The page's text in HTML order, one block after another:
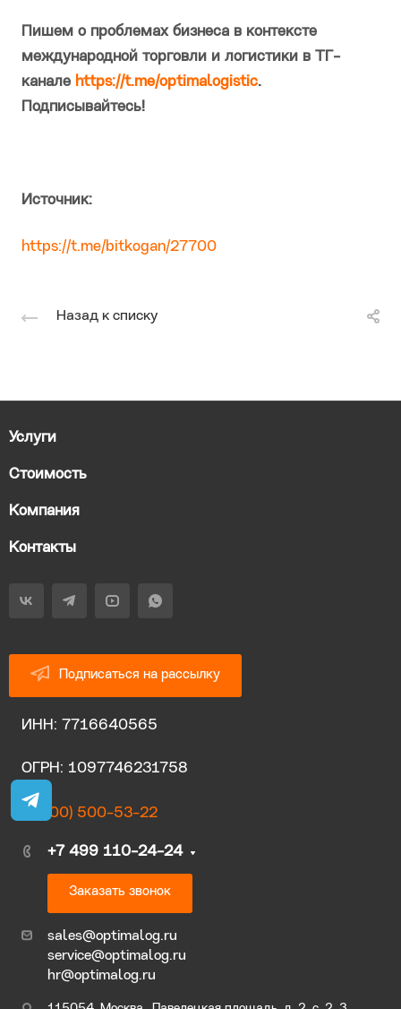
Пишем о проблемах бизнеса в контексте
международной торговли и логистики в ТГ-
канале https://t.me/optimalogistic.
Подписывайтесь!
Источник:
https://t.me/bitkogan/27700
Назад к списку
Услуги
Стоимость
Компания
Контакты
Подписаться на рассылку
ИНН: 7716640565
ОГРН: 1097746231758
8 (800) 500-53-22
+7 499 110-24-24
Заказать звонок
sales@optimalog.ru
service@optimalog.ru
hr@optimalog.ru